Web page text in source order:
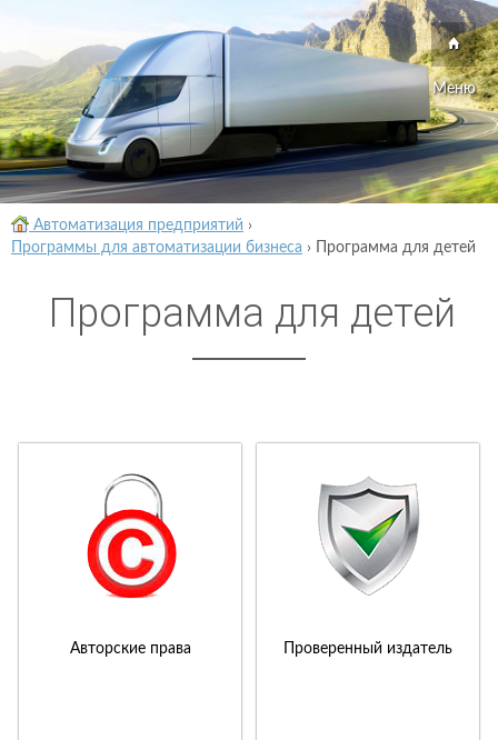
Меню
Автоматизация предприятий ›
Программы для автоматизации бизнеса › Программа для детей
Программа для детей
Авторские права Проверенный издатель